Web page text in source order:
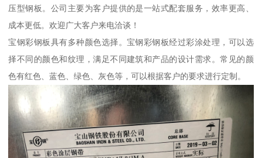
压型钢板。公司主要为客户提供的是一站式配套服务，效率更高、
成本更低。欢迎广大客户来电洽谈！
宝钢彩钢板具有多种颜色选择。宝钢彩钢板经过彩涂处理，可以选
择不同的颜色和纹理，满足不同建筑和产品的设计需求。常见的颜
色有红色、蓝色、绿色、灰色等，可以根据客户的要求进行定制。